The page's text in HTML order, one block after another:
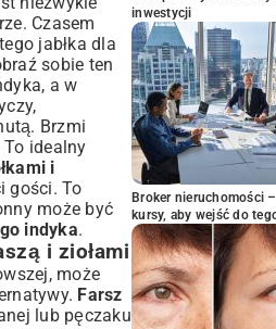
Czasem
jabłka dla
sobie ten
a w
Brzmi
idealny
i
gości. To
może być
indyka.
i ziołami
może
Farsz
lub pęczaku
inwestycji
Broker nieruchomości
kursy, aby wejść do